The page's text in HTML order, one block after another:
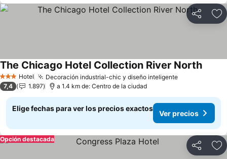
Compartir
3 Estrellas
Hotel Decoración industrial-chic y diseño inteligente
The Chicago Hotel Collection River North
7,4 1.897 a 1.4 km de: Centro de la ciudad
Elige fechas para ver los precios exactos
Ver precios
Compartir
Opción destacada